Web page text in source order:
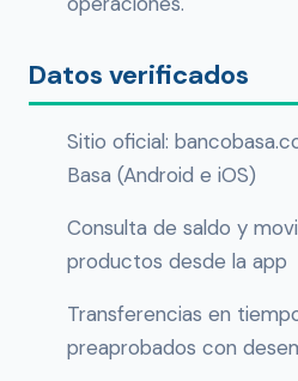
Datos verificados
Sitio oficial:
Basa (Android e iOS)
Consulta de saldo y
productos desde la app
Transferencias en
preaprobados con